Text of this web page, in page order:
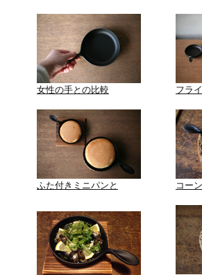
女性の手との比較 フラ
ふた付きミニパンと コー